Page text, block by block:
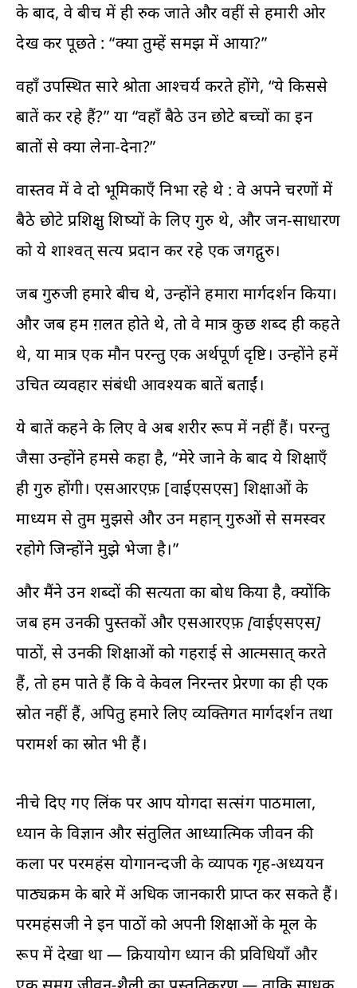
के बाद, वे बीच में ही रुक जाते और वहीं से हमारी ओर
देख कर पूछते : “क्या तुम्हें समझ में आया?”
वहाँ उपस्थित सारे श्रोता आश्चर्य करते होंगे, “ये किससे
बातें कर रहे हैं?” या “वहाँ बैठे उन छोटे बच्चों का इन
बातों से क्या लेना-देना?”
वास्तव में वे दो भूमिकाएँ निभा रहे थे : वे अपने चरणों में
बैठे छोटे प्रशिक्षु शिष्यों के लिए गुरु थे, और जन-साधारण
को ये शाश्वत् सत्य प्रदान कर रहे एक जगद्गुरु।
जब गुरुजी हमारे बीच थे, उन्होंने हमारा मार्गदर्शन किया।
और जब हम ग़लत होते थे, तो वे मात्र कुछ शब्द ही कहते
थे, या मात्र एक मौन परन्तु एक अर्थपूर्ण दृष्टि। उन्होंने हमें
उचित व्यवहार संबंधी आवश्यक बातें बताईं।
ये बातें कहने के लिए वे अब शरीर रूप में नहीं हैं। परन्तु
जैसा उन्होंने हमसे कहा है, “मेरे जाने के बाद ये शिक्षाएँ
ही गुरु होंगी। एसआरएफ़ [वाईएसएस] शिक्षाओं के
माध्यम से तुम मुझसे और उन महान् गुरुओं से समस्वर
रहोगे जिन्होंने मुझे भेजा है।”
और मैंने उन शब्दों की सत्यता का बोध किया है, क्योंकि
जब हम उनकी पुस्तकों औरएसआरएफ़ [वाईएसएस]
पाठों, से उनकी शिक्षाओं को गहराई से आत्मसात् करते
हैं, तो हम पाते हैं कि वे केवल निरन्तर प्रेरणा का ही एक
स्रोत नहीं हैं, अपितु हमारे लिए व्यक्तिगत मार्गदर्शन तथा
परामर्श का स्रोत भी हैं।
नीचे दिए गए लिंक पर आपयोगदा सत्संग पाठमाला,
ध्यान के विज्ञान और संतुलित आध्यात्मिक जीवन की
कला पर परमहंस योगानन्दजी के व्यापक गृह-अध्ययन
पाठ्यक्रम के बारे में अधिक जानकारी प्राप्त कर सकते हैं।
परमहंसजी ने इनपाठोंको अपनी शिक्षाओं के मूल के
रूप में देखा था — क्रियायोग ध्यान की प्रविधियाँ और